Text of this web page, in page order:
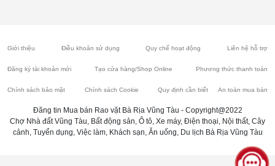
Giới thiệu Điều khoản sử dụng Quy chế hoạt động Liên hệ hỗ trợ
Đăng ký tài khoản mới Tạo cửa hàng/Shop Online Phương thức thanh toán
Chính sách bảo mật Chính sách Cookie Quy định cần biết An toàn mua bán
Đăng tin Mua bán Rao vặt Bà Rịa Vũng Tàu - Copyright@2022
Chợ Nhà đất Vũng Tàu, Bất động sản, Ô tô, Xe máy, Điện thoại, Nội thất, Cây
cảnh, Tuyển dụng, Việc làm, Khách sạn, Ăn uống, Du lịch Bà Rịa Vũng Tàu